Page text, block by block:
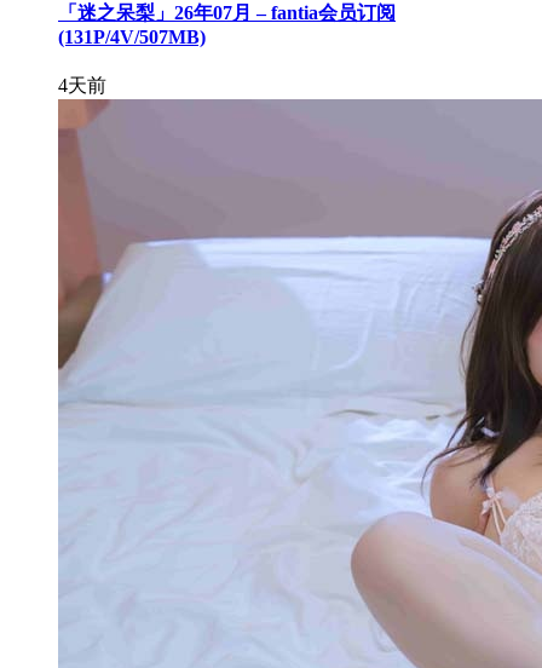
「迷之呆梨」26年07月 – fantia会员订阅
(131P/4V/507MB)
4天前